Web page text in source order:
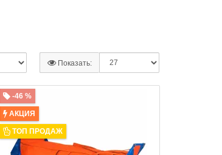
Показать:
-46 %
АКЦИЯ
ТОП ПРОДАЖ